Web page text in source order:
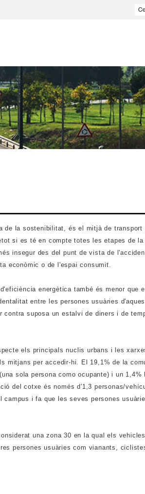
de la sostenibilitat, és el mitjà de transport
si es té en compte totes les etapes de
insegur des del punt de vista de
econòmic o de l'espai consumit.
d'eficiència energètica també és menor que
entre les persones usuàries
contra suposa un estalvi de diners i de
els principals nuclis urbans i les
mitjans per accedir-hi. El 19,1% de la
sola persona como ocupante) i un
del cotxe és només d'1,3 personas/
campus i fa que les seves persones
una zona 30 en la qual els
persones usuàries com vianants,